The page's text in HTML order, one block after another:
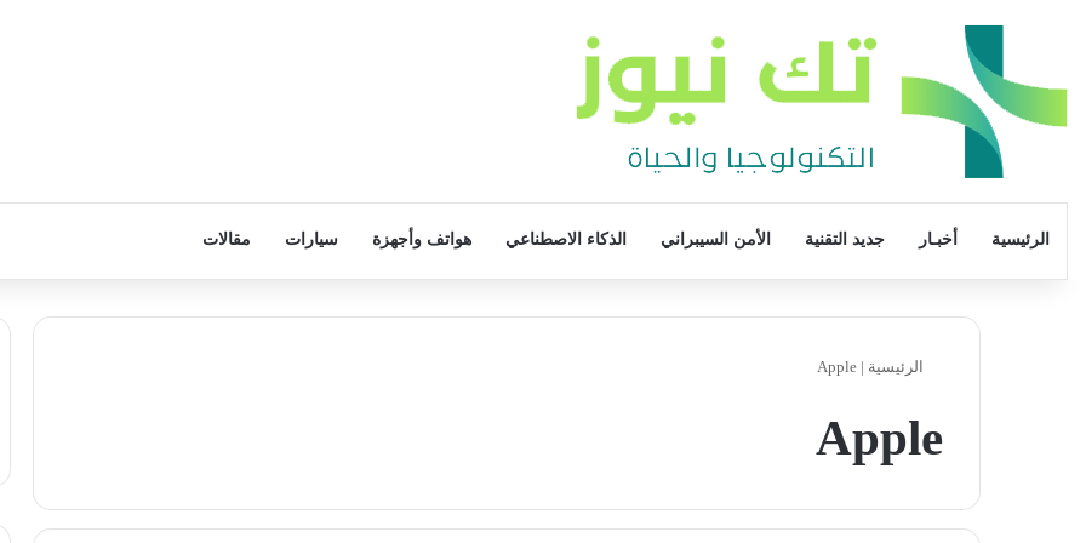
الرئيسية أخبـار جديد التقنية الأمن السيبراني الذكاء الاصطناعي هواتف وأجهزة سيارات مقالات
الرئيسية |
Apple
Apple